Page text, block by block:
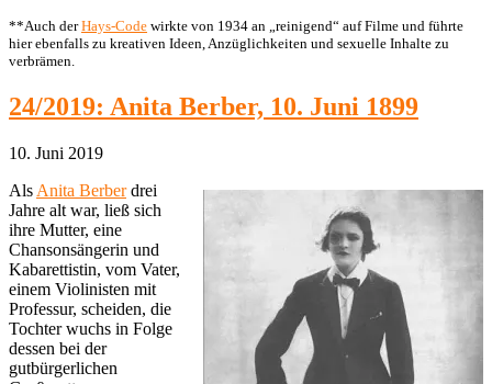
**Auch derHays-Code wirkte von 1934 an „reinigend“ auf Filme und führte
hier ebenfalls zu kreativen Ideen, Anzüglichkeiten und sexuelle Inhalte zu
verbrämen.
24/2019: Anita Berber, 10. Juni 1899
10. Juni 2019
Als Anita Berberdrei
Jahre alt war, ließ sich
ihre Mutter, eine
Chansonsängerin und
Kabarettistin, vom Vater,
einem Violinisten mit
Professur, scheiden, die
Tochter wuchs in Folge
dessen bei der
gutbürgerlichen